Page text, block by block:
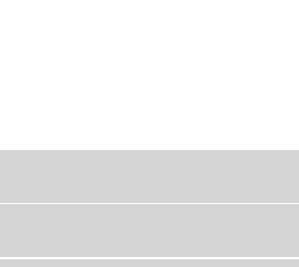
ウリブレギンス』